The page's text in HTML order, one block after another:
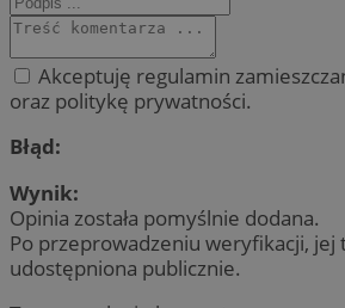
Akceptuję regulamin
oraz politykę prywatności.
Błąd:
Wynik:
Opinia została pomyślnie dodana.
Po przeprowadzeniu weryfikacji, jej
udostępniona publicznie.